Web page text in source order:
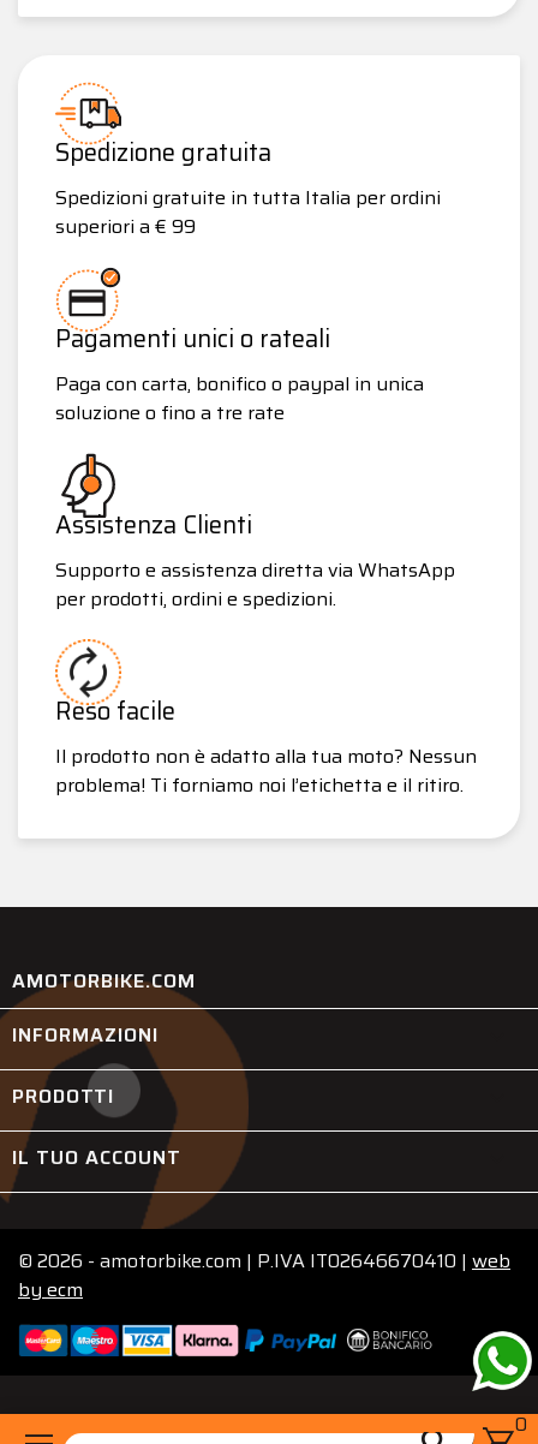
0
Spedizione gratuita
Spedizioni gratuite in tutta Italia per ordini
superiori a € 99
Pagamenti unici o rateali
Paga con carta, bonifico o paypal in unica
soluzione o fino a tre rate
Assistenza Clienti
Supporto e assistenza diretta via WhatsApp
per prodotti, ordini e spedizioni.
Reso facile
Il prodotto non è adatto alla tua moto? Nessun
problema! Ti forniamo noi l’etichetta e il ritiro.
AMOTORBIKE.COM
INFORMAZIONI
PRODOTTI
IL TUO ACCOUNT
© 2026 - amotorbike.com | P.IVA IT02646670410 | web
byecm